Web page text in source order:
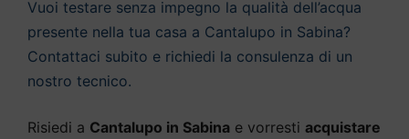
Vuoi testare senza impegno la qualità dell’acqua
presente nella tua casa a Cantalupo in Sabina?
Contattaci subito e richiedi la consulenza di un
nostro tecnico.
Risiedi a Cantalupo in Sabina e vorresti acquistare